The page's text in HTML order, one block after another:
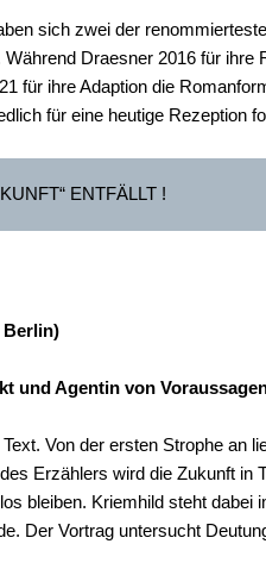
sich zwei der
Draesner 2016 für ihre
für ihre Adaption die
für eine heutige Rezeption
ENTFÄLLT !
Berlin)
und Agentin von
Von der ersten Strophe an
Erzählers wird die Zukunft in
bleiben. Kriemhild steht dabei
Der Vortrag untersucht